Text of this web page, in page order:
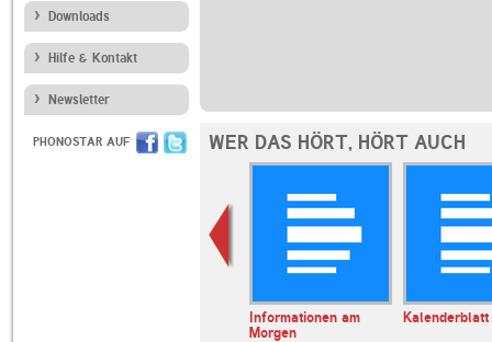
Downloads
Hilfe & Kontakt
Newsletter
PHONOSTAR AUF WER DAS HÖRT, HÖRT AUCH
Informationen am
Morgen
Kalenderblatt